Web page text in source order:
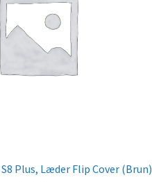
Plus, Læder Flip Cover (Brun)